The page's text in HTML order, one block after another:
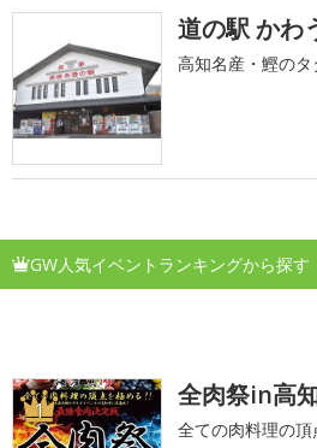
道の駅 かわ
高知名産・鰹の
GW人気イベントランキングから探す
1 全肉祭in高
全ての肉料理の頂